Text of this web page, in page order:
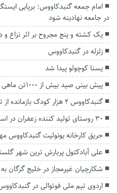
امام جمعه گنبدکاووس: برپایی
در جامعه نهادینه شود
یک کشته و پنج مجروح بر اثر نزاع و
زلزله در گنبدکاووس
یسنا کوچولو پیدا شد
پیش بینی صید بیش از ۱۰۰۰تن ماهی استخوانی در گلستان
گنبدکاووس ۲ هزار کودک بازمانده از تحصیل دارد
۳۰ روستای تولید کننده زعفران در استان وجود دارد
حریق کارخانه یونولیت گنبدکاووس
علی آبادکتول پربارش ترین شهر
شکارچیان غیرمجاز در خلیج گرگان به
اردوی تیم ملی فوتوالی در